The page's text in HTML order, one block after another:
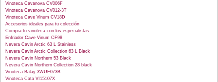
Vinoteca Cavanova CV006F
Vinoteca Cavanova CV012-3T
Vinoteca Cave Vinum CV18D
Accesorios ideales para tu colección
Compra tu vinoteca con los especialistas
Enfriador Cave Vinum CF98
Nevera Cavin Arctic 63 L Stainless
Nevera Cavin Arctic Collection 63 L Black
Nevera Cavin Northern 53 Black
Nevera Cavin Northern Collection 28 black
Vinoteca Balay 3WUF073B
Vinoteca Cata VI15107X